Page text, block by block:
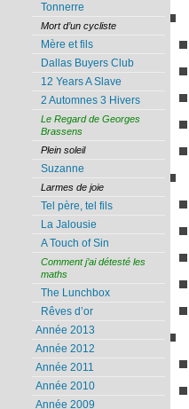
Tonnerre
Mort d’un cycliste
Mère et fils
Dallas Buyers Club
12 Years A Slave
2 Automnes 3 Hivers
Le Regard de Georges
Brassens
Plein soleil
Suzanne
Larmes de joie
Tel père, tel fils
La Jalousie
A Touch of Sin
Comment j’ai détesté les
maths
The Lunchbox
Rêves d’or
Année 2013
Année 2012
Année 2011
Année 2010
Année 2009